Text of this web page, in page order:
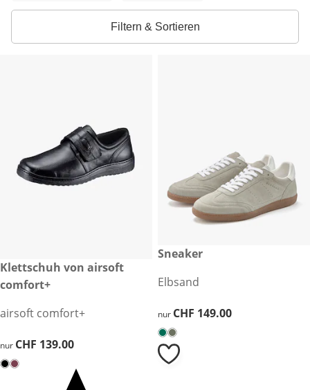
Filtern & Sortieren
CHF 139.00
Klettschuh von airsoft
comfort+
airsoft comfort+
CHF 139.00
nur CHF 139.00
CHF 149.00
Sneaker
Elbsand
CHF 149.00
nur CHF 149.00